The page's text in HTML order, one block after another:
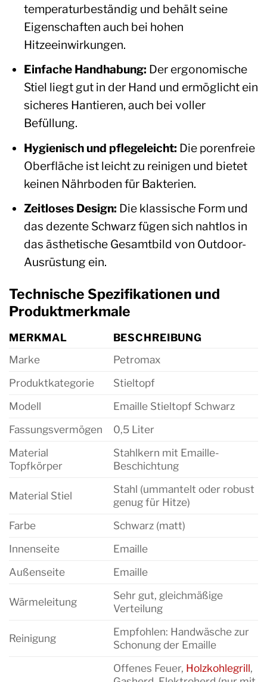
temperaturbeständig und behält seine
Eigenschaften auch bei hohen
Hitzeeinwirkungen.
Einfache Handhabung: Der ergonomische
Stiel liegt gut in der Hand und ermöglicht ein
sicheres Hantieren, auch bei voller
Befüllung.
Hygienisch und pflegeleicht: Die porenfreie
Oberfläche ist leicht zu reinigen und bietet
keinen Nährboden für Bakterien.
Zeitloses Design: Die klassische Form und
das dezente Schwarz fügen sich nahtlos in
das ästhetische Gesamtbild von Outdoor-
Ausrüstung ein.
Technische Spezifikationen und
Produktmerkmale
MERKMAL
BESCHREIBUNG
Marke
Petromax
Produktkategorie
Stieltopf
Modell
Emaille Stieltopf Schwarz
Fassungsvermögen
0,5 Liter
Material
Topfkörper
Stahlkern mit Emaille-
Beschichtung
Material Stiel
Stahl (ummantelt oder robust
genug für Hitze)
Farbe
Schwarz (matt)
Innenseite
Emaille
Außenseite
Emaille
Wärmeleitung
Sehr gut, gleichmäßige
Verteilung
Reinigung
Empfohlen: Handwäsche zur
Schonung der Emaille
Offenes Feuer, Holzkohlegrill,